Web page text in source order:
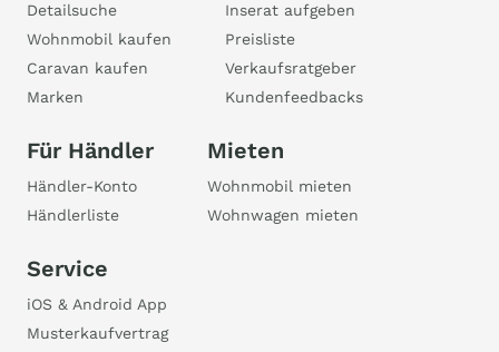
Detailsuche
Wohnmobil kaufen
Caravan kaufen
Marken
Inserat aufgeben
Preisliste
Verkaufsratgeber
Kundenfeedbacks
Für Händler
Händler-Konto
Händlerliste
Mieten
Wohnmobil mieten
Wohnwagen mieten
Service
iOS & Android App
Musterkaufvertrag